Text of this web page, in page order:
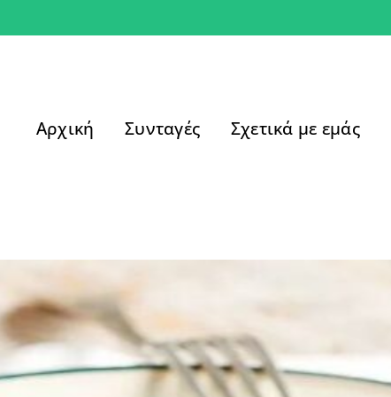
Αρχική Συνταγές Σχετικά με εμάς